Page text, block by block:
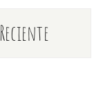
Reciente